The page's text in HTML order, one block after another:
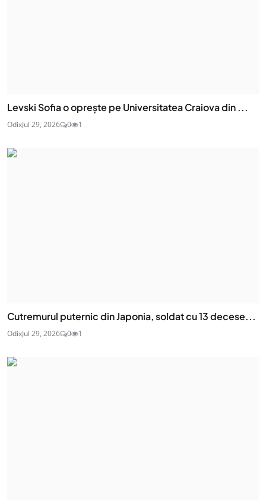
Levski Sofia o oprește pe Universitatea Craiova din ...
OdixJul 29, 2026 0 1
Cutremurul puternic din Japonia, soldat cu 13 decese...
OdixJul 29, 2026 0 1